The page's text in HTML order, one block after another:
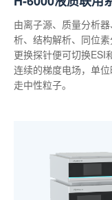
由离子源、质量分析
析、结构解析、同位
更换探针便可切换ESI
连续的梯度电场，单
走中性粒子。